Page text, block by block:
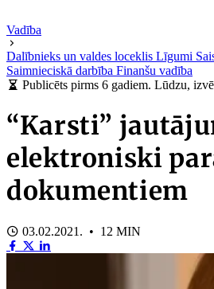
Vadība
Dalībnieks un valdes loceklis Līgumi
Saimnieciskā darbība Finanšu vadība
Publicēts pirms 6 gadiem. Lūdzu,
“Karsti”
elektroniski
dokumentiem
03.02.2021. • 12 MIN